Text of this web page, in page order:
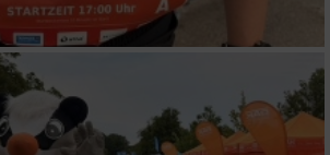
der Angebote
Daten zur Auswahl